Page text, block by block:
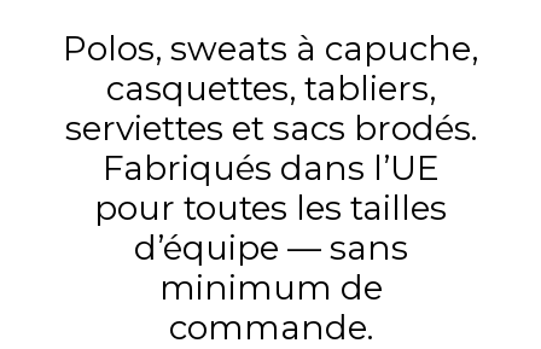
Polos, sweats à capuche,
casquettes, tabliers,
serviettes et sacs brodés.
Fabriqués dans l’UE
pour toutes les tailles
d’équipe — sans
minimum de
commande.